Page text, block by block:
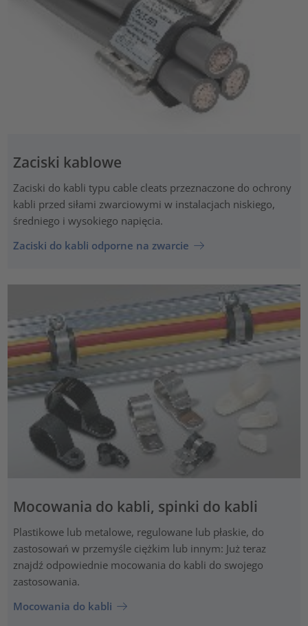
Zaciski kablowe
Zaciski do kabli typu cable cleats przeznaczone do ochrony
kabli przed siłami zwarciowymi w instalacjach niskiego,
średniego i wysokiego napięcia.
Zaciski do kabli odporne na zwarcie
Mocowania do kabli, spinki do kabli
Plastikowe lub metalowe, regulowane lub płaskie, do
zastosowań w przemyśle ciężkim lub innym: Już teraz
znajdź odpowiednie mocowania do kabli do swojego
zastosowania.
Mocowania do kabli